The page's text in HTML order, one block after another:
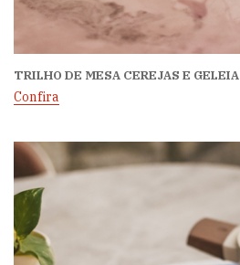
TRILHO DE MESA CEREJAS E GELEIA
Confira